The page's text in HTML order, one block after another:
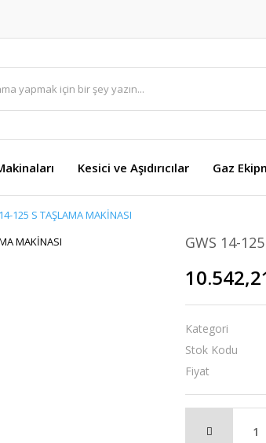
Kesici ve Aşıdırıcılar Gaz
125 S TAŞLAMA MAKİNASI
GWS 14-
Kategori
Stok Kodu
Fiyat